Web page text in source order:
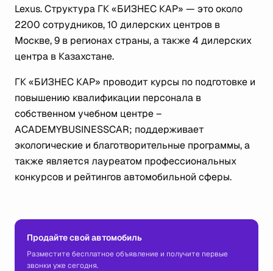
Lexus. Структура ГК «БИЗНЕС КАР» — это около
2200 сотрудников, 10 дилерских центров в
Москве, 9 в регионах страны, а также 4 дилерских
центра в Казахстане.
ГК «БИЗНЕС КАР» проводит курсы по подготовке и
повышению квалификации персонала в
собственном учебном центре –
ACADEMYBUSINESSCAR; поддерживает
экологические и благотворительные программы, а
также является лауреатом профессиональных
конкурсов и рейтингов автомобильной сферы.
Продайте свой автомобиль
Разместите бесплатное объявление и получите первые
звонки уже сегодня.